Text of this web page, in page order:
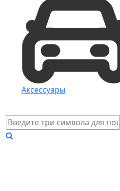
Аксессуары